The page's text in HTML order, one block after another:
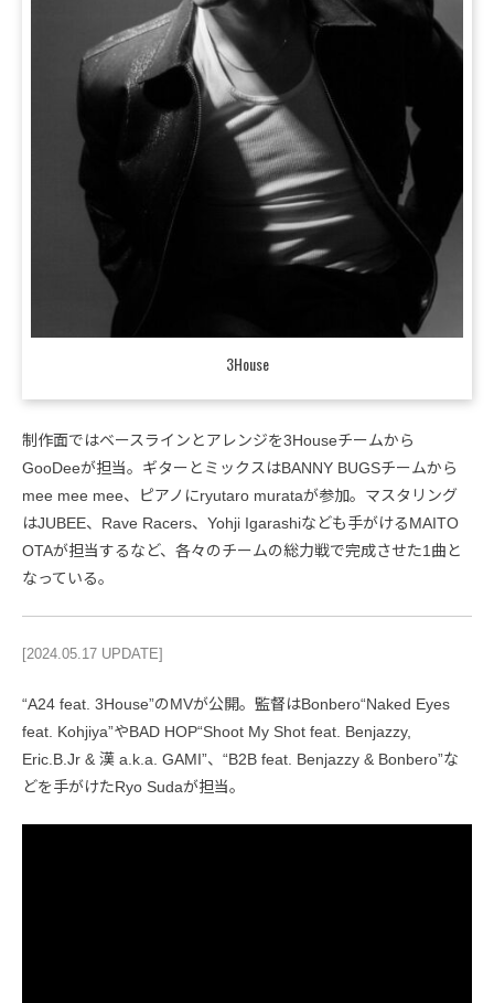
3House
制作面ではベースラインとアレンジを3Houseチームから
GooDeeが担当。ギターとミックスはBANNY BUGSチームから
mee mee mee、ピアノにryutaro murataが参加。マスタリング
はJUBEE、Rave Racers、Yohji Igarashiなども手がけるMAITO
OTAが担当するなど、各々のチームの総力戦で完成させた1曲と
なっている。
[2024.05.17 UPDATE]
“A24 feat. 3House”のMVが公開。監督はBonbero“Naked Eyes
feat. Kohjiya”やBAD HOP“Shoot My Shot feat. Benjazzy,
Eric.B.Jr & 漢 a.k.a. GAMI”、“B2B feat. Benjazzy & Bonbero”な
どを手がけたRyo Sudaが担当。